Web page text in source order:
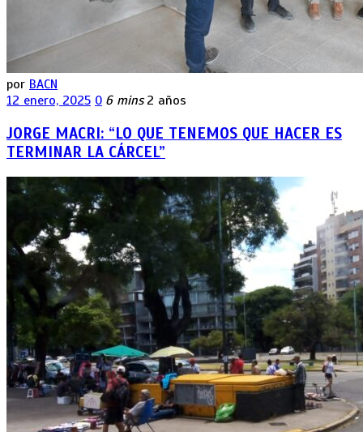
por BACN
12 enero, 2025 0 6 mins 2 años
JORGE MACRI: “LO QUE TENEMOS QUE HACER ES
TERMINAR LA CÁRCEL”